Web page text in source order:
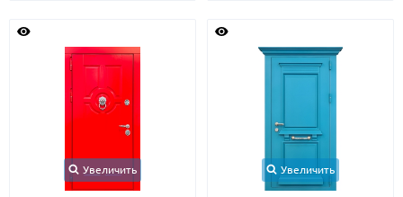
Увеличить Увеличить